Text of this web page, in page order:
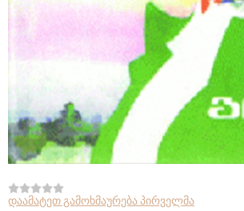
დაამატეთ გამოხმაურება პირველმა